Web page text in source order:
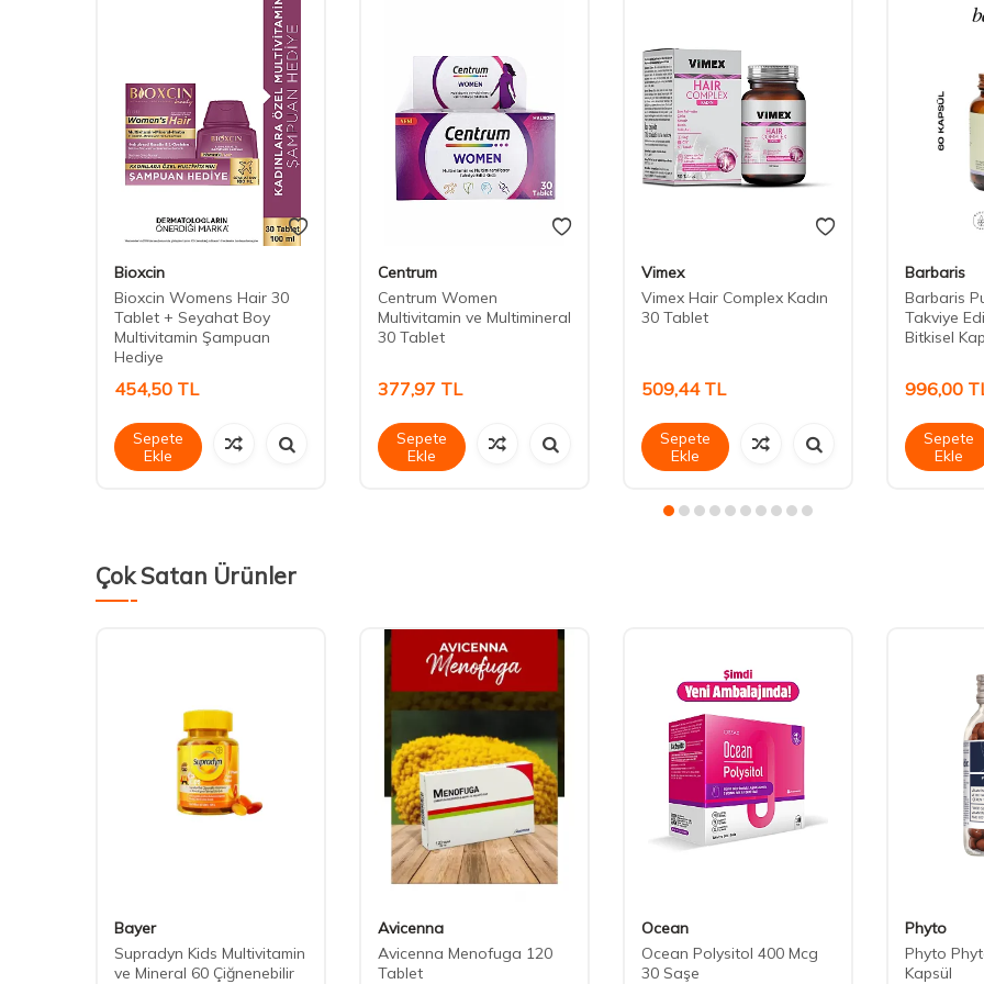
Bioxcin
Bioxcin Womens Hair 30
Tablet + Seyahat Boy
Multivitamin Şampuan
Hediye
454,50 TL
Sepete
Ekle
Centrum
Centrum Women
Multivitamin ve Multimineral
30 Tablet
377,97 TL
Sepete
Ekle
Vimex
Vimex Hair Complex Kadın
30 Tablet
509,44TL
Sepete
Ekle
Barbaris
Barbaris
Takviye
Bitkisel
996,00
Sepete
Ekle
Çok Satan Ürünler
Bayer
Supradyn Kids Multivitamin
ve Mineral 60 Çiğnenebilir
Avicenna
Avicenna Menofuga 120
Tablet
Ocean
Ocean Polysitol 400 Mcg
30 Saşe
Phyto
Phyto
Kapsül